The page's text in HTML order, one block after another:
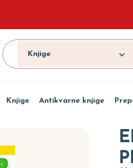
Knjige
Knjige Antikvarne knjige